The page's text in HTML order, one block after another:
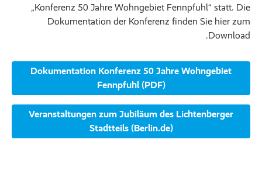
„Konferenz 50 Jahre Wohngebiet Fennpfuhl“ statt. Die
Dokumentation der Konferenz finden Sie hier zum
Download.
Dokumentation Konferenz 50 Jahre Wohngebiet
Fennpfuhl (PDF)
Veranstaltungen zum Jubiläum des Lichtenberger
Stadtteils (Berlin.de)